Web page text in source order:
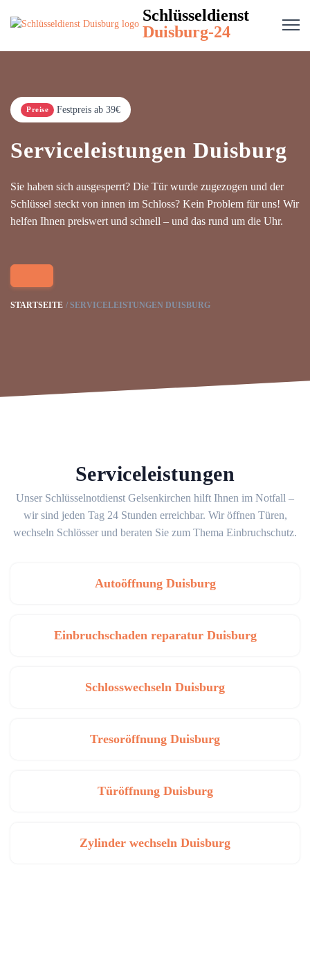
Schlüsseldienst
Duisburg-24
Preise Festpreis ab 39€
Serviceleistungen Duisburg
Sie haben sich ausgesperrt? Die Tür wurde zugezogen und der
Schlüssel steckt von innen im Schloss? Kein Problem für uns! Wir
helfen Ihnen preiswert und schnell – und das rund um die Uhr.
STARTSEITE SERVICELEISTUNGEN DUISBURG
Serviceleistungen
Unser Schlüsselnotdienst Gelsenkirchen hilft Ihnen im Notfall –
wir sind jeden Tag 24 Stunden erreichbar. Wir öffnen Türen,
wechseln Schlösser und beraten Sie zum Thema Einbruchschutz.
Autoöffnung Duisburg
Einbruchschaden reparatur Duisburg
Schlosswechseln Duisburg
Tresoröffnung Duisburg
Türöffnung Duisburg
Zylinder wechseln Duisburg